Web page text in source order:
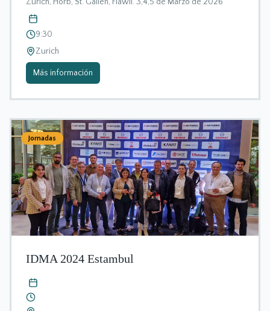
9:30
Zurich
Más información
Jornadas
IDMA 2024 Estambul